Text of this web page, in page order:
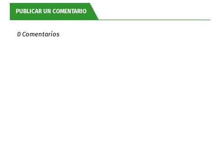
PUBLICAR UN COMENTARIO
0 Comentarios